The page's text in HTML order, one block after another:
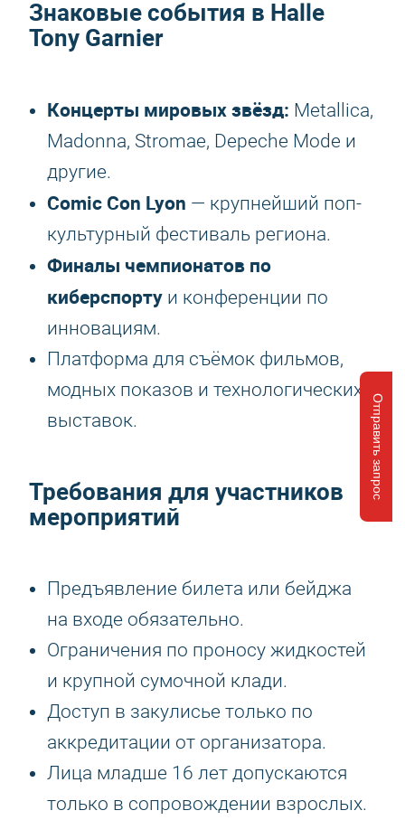
Отправить запрос
Знаковые события в Halle
Tony Garnier
Концерты мировых звёзд: Metallica,
Madonna, Stromae, Depeche Mode и
другие.
Comic Con Lyon — крупнейший поп-
культурный фестиваль региона.
Финалы чемпионатов по
киберспорту и конференции по
инновациям.
Платформа для съёмок фильмов,
модных показов и технологических
выставок.
Требования для участников
мероприятий
Предъявление билета или бейджа
на входе обязательно.
Ограничения по проносу жидкостей
и крупной сумочной клади.
Доступ в закулисье только по
аккредитации от организатора.
Лица младше 16 лет допускаются
только в сопровождении взрослых.